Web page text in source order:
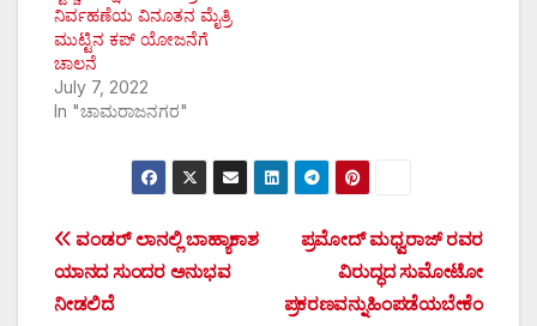
ನಿರ್ವಹಣೆಯ ವಿನೂತನ ಮೈತ್ರಿ
ಮುಟ್ಟಿನ ಕಪ್ ಯೋಜನೆಗೆ
ಚಾಲನೆ
July 7, 2022
In "ಚಾಮರಾಜನಗರ"
Post
navigation
ಪ್ರಮೋದ್ ಮಧ್ವರಾಜ್ ರವರ
ವಿರುದ್ಧದ ಸುಮೋಟೋ
ಪ್ರಕರಣವನ್ನುಹಿಂಪಡೆಯಬೇಕೆಂ
ವಂಡರ್ ಲಾನಲ್ಲಿ ಬಾಹ್ಯಾಕಾಶ
ಯಾನದ ಸುಂದರ ಅನುಭವ
ನೀಡಲಿದೆ